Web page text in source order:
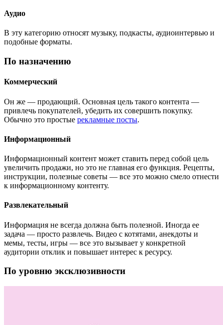
Аудио
В эту категорию относят музыку, подкасты, аудиоинтервью и
подобные форматы.
По назначению
Коммерческий
Он же — продающий. Основная цель такого контента —
привлечь покупателей, убедить их совершить покупку.
Обычно это простые рекламные посты.
Информационный
Информационный контент может ставить перед собой цель
увеличить продажи, но это не главная его функция. Рецепты,
инструкции, полезные советы — все это можно смело отнести
к информационному контенту.
Развлекательный
Информация не всегда должна быть полезной. Иногда ее
задача — просто развлечь. Видео с котятами, анекдоты и
мемы, тесты, игры — все это вызывает у конкретной
аудитории отклик и повышает интерес к ресурсу.
По уровню эксклюзивности